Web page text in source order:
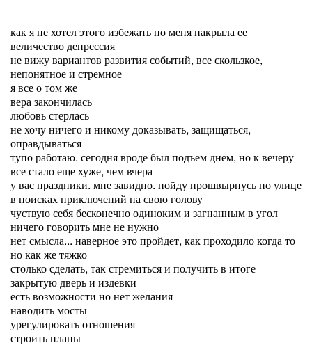
как я не хотел этого избежать но меня накрыла ее
величество депрессия
не вижу вариантов развития событий, все скользкое,
непонятное и стремное
я все о том же
вера закончилась
любовь стерлась
не хочу ничего и никому доказывать, защищаться,
оправдываться
тупо работаю. сегодня вроде был подъем днем, но к вечеру
все стало еще хуже, чем вчера
у вас праздники. мне завидно. пойду прошвырнусь по улице
в поисках приключений на свою голову
чуствую себя бесконечно одиноким и загнанным в угол
ничего говорить мне не нужно
нет смысла... наверное это пройдет, как проходило когда то
но как же тяжко
столько сделать, так стремиться и получить в итоге
закрытую дверь и издевки
есть возможности но нет желания
наводить мосты
урегулировать отношения
строить планы